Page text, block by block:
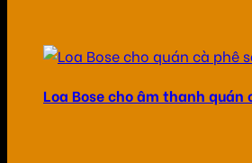
Loa Bose cho âm thanh quán